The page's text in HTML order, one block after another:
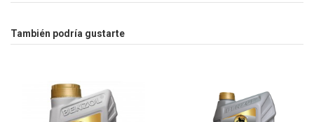
También podría gustarte